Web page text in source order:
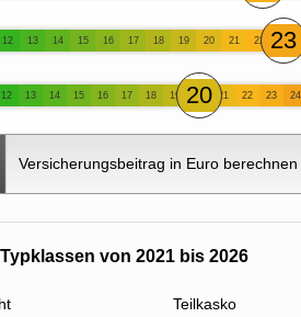
12 13 14 15 16 17 18 19 20 21 22 23
12 13 14 15 16 17 18 19 20 21 22 23 24
Versicherungsbeitrag in Euro berechnen
von 2021 bis 2026
Teilkasko